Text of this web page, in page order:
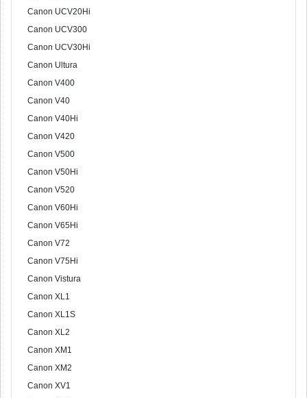
Canon UCV20Hi
Canon UCV300
Canon UCV30Hi
Canon Ultura
Canon V400
Canon V40
Canon V40Hi
Canon V420
Canon V500
Canon V50Hi
Canon V520
Canon V60Hi
Canon V65Hi
Canon V72
Canon V75Hi
Canon Vistura
Canon XL1
Canon XL1S
Canon XL2
Canon XM1
Canon XM2
Canon XV1